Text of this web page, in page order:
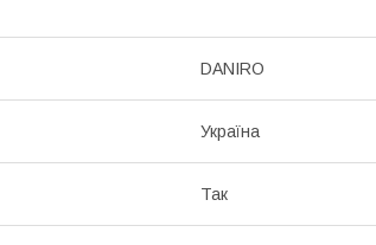
DANIRO
Україна
Так